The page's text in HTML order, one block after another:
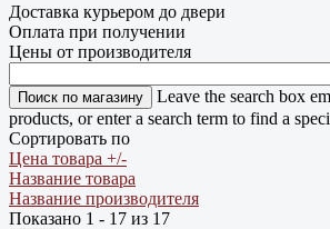
Доставка курьером до двери
Оплата при получении
Цены от производителя
Leave the search box
products, or enter a search term to find a
Сортировать по
Цена товара +/-
Название товара
Название производителя
Показано 1 - 17 из 17